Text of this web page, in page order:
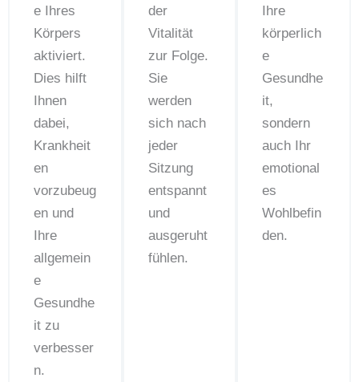
e Ihres
Körpers
aktiviert.
Dies hilft
Ihnen
dabei,
Krankheit
en
vorzubeug
en und
Ihre
allgemein
e
Gesundhe
it zu
verbesser
n.
der
Vitalität
zur Folge.
Sie
werden
sich nach
jeder
Sitzung
entspannt
und
ausgeruht
fühlen.
Ihre
körperlich
e
Gesundhe
it,
sondern
auch Ihr
emotional
es
Wohlbefin
den.